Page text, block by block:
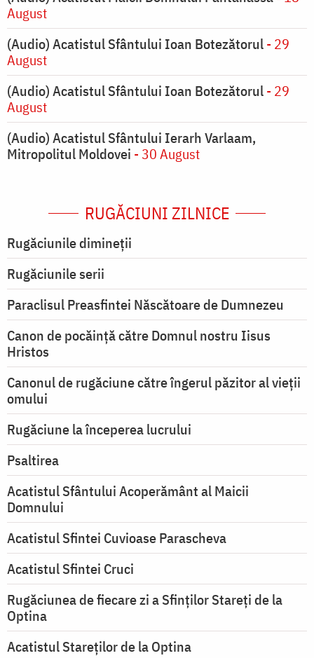
August
(Audio) Acatistul Sfântului Ioan Botezătorul- 29
August
(Audio) Acatistul Sfântului Ioan Botezătorul- 29
August
(Audio) Acatistul Sfântului Ierarh Varlaam,
Mitropolitul Moldovei - 30 August
RUGĂCIUNI ZILNICE
Rugăciunile dimineții
Rugăciunile serii
Paraclisul Preasfintei Născătoare de Dumnezeu
Canon de pocăință către Domnul nostru Iisus
Hristos
Canonul de rugăciune către îngerul păzitor al vieții
omului
Rugăciune la începerea lucrului
Psaltirea
Acatistul Sfântului Acoperământ al Maicii
Domnului
Acatistul Sfintei Cuvioase Parascheva
Acatistul Sfintei Cruci
Rugăciunea de fiecare zi a Sfinților Stareți de la
Optina
Acatistul Stareţilor de la Optina